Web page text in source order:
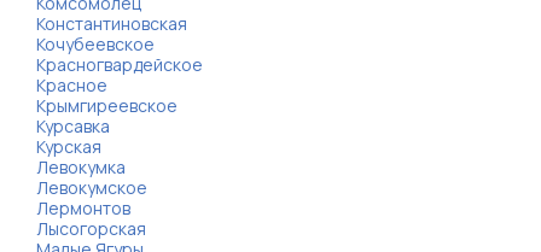
Константиновская
Кочубеевское
Красногвардейское
Красное
Крымгиреевское
Курсавка
Курская
Левокумка
Левокумское
Лермонтов
Лысогорская